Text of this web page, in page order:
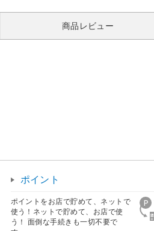
商品レビュー
ポイント
ポイントをお店で貯めて、ネットで
使う！ネットで貯めて、お店で使
う！ 面倒な手続きも一切不要で